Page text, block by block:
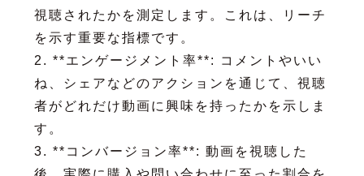
視聴されたかを測定します。これは、リーチ
を示す重要な指標です。
2. **エンゲージメント率**: コメントやいい
ね、シェアなどのアクションを通じて、視聴
者がどれだけ動画に興味を持ったかを示しま
す。
3. **コンバージョン率**: 動画を視聴した